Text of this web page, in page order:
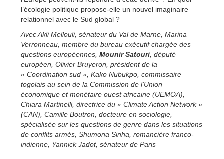
l’écologie politique propose-elle un nouvel imaginaire
relationnel avec le Sud global ?
Avec Akli Mellouli, sénateur du Val de Marne, Marina
Verronneau, membre du bureau exécutif chargée des
questions européennes, Mounir Satouri , député
européen, Olivier Bruyeron, président de la
« Coordination sud », Kako Nubukpo, commissaire
togolais au sein de la Commission de l’Union
économique et monétaire ouest africaine (UEMOA),
Chiara Martinelli, directrice du « Climate Action Network »
(CAN), Camille Boutron, docteure en sociologie,
spécialisée sur les questions de genre dans les situations
de conflits armés, Shumona Sinha, romancière franco-
indienne, Yannick Jadot, sénateur de Paris